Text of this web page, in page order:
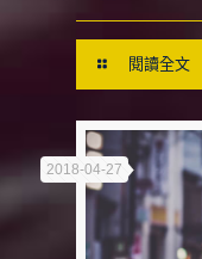
閱讀全文
2018-04-27